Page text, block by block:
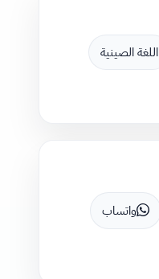
اللغة الصينية
واتساب